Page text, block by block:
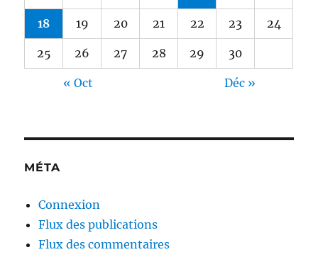
18 19 20 21 22 23 24
25 26 27 28 29 30
« Oct Déc »
MÉTA
Connexion
Flux des publications
Flux des commentaires